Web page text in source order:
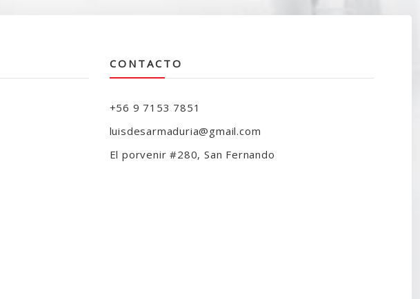
CONTACTO
+56 9 7153 7851
luisdesarmaduria@gmail.com
El porvenir #280, San Fernando